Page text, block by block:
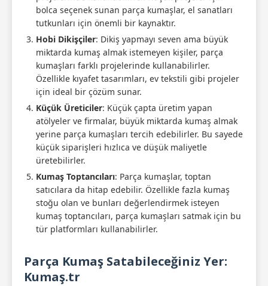
bolca seçenek sunan parça kumaşlar, el sanatları
tutkunları için önemli bir kaynaktır.
Hobi Dikişçiler: Dikiş yapmayı seven ama büyük
miktarda kumaş almak istemeyen kişiler, parça
kumaşları farklı projelerinde kullanabilirler.
Özellikle kıyafet tasarımları, ev tekstili gibi projeler
için ideal bir çözüm sunar.
Küçük Üreticiler: Küçük çapta üretim yapan
atölyeler ve firmalar, büyük miktarda kumaş almak
yerine parça kumaşları tercih edebilirler. Bu sayede
küçük siparişleri hızlıca ve düşük maliyetle
üretebilirler.
Kumaş Toptancıları: Parça kumaşlar, toptan
satıcılara da hitap edebilir. Özellikle fazla kumaş
stoğu olan ve bunları değerlendirmek isteyen
kumaş toptancıları, parça kumaşları satmak için bu
tür platformları kullanabilirler.
Parça Kumaş Satabileceğiniz Yer:
Kumaş.tr